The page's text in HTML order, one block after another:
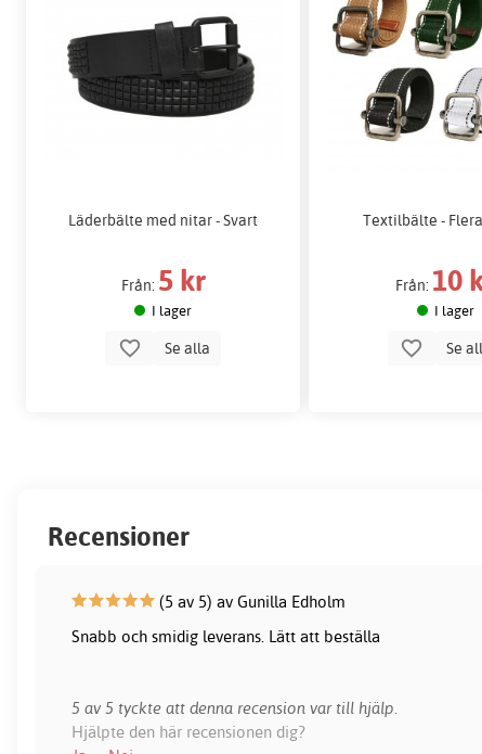
Läderbälte med nitar - Svart
Från: 5 kr
I lager
Se alla
Textilbälte -
Från: 10
I lager
Se
Recensioner
(5 av 5) av Gunilla Edholm
Snabb och smidig leverans. Lätt att beställa
5 av 5 tyckte att denna recension var till hjälp.
Hjälpte den här recensionen dig?